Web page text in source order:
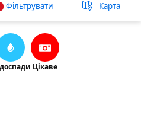
Фільтрувати Карта
Цікаве